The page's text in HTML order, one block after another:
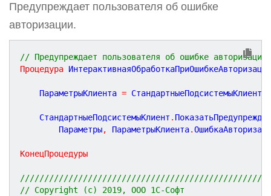
Предупреждает пользователя об ошибке
авторизации.
// Предупреждает пользователя об ошибке авторизации.
Процедура ИнтерактивнаяОбработкаПриОшибкеАвторизации
	ПараметрыКлиента
= СтандартныеПодсистемыКлиент
	СтандартныеПодсистемыКлиент
.
		Параметры
, ПараметрыКлиента.
КонецПроцедуры
// Copyright (c) 2019, ООО 1С-Софт